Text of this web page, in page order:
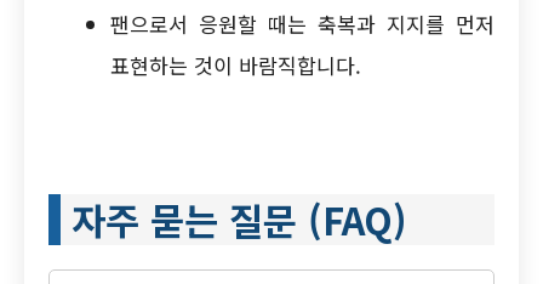
팬으로서 응원할 때는 축복과 지지를 먼저
표현하는 것이 바람직합니다.
자주 묻는 질문 (FAQ)